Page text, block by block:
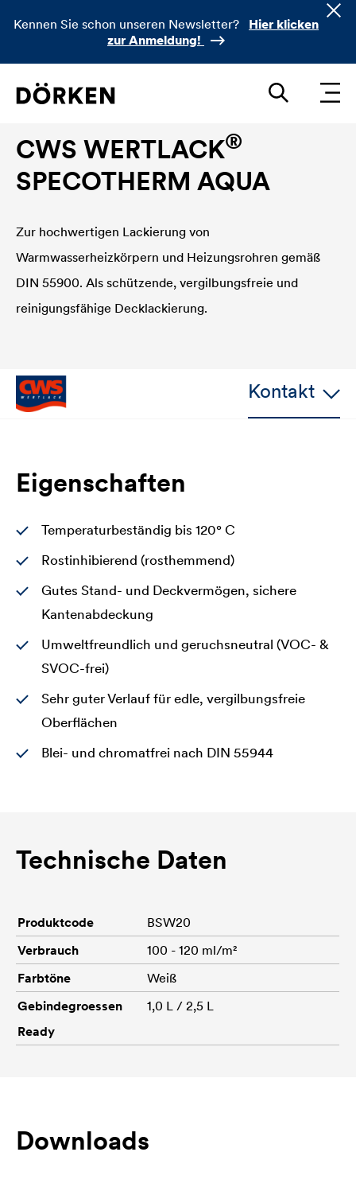
Kennen Sie schon unseren Newsletter?
Hier klicken
zur Anmeldung!
CWS WERTLACK®
SPECOTHERM AQUA
Zur hochwertigen Lackierung von
Warmwasserheizkörpern und Heizungsrohren gemäß
DIN 55900. Als schützende, vergilbungsfreie und
reinigungsfähige Decklackierung.
Kontakt
Eigenschaften
Temperaturbeständig bis 120° C
Rostinhibierend (rosthemmend)
Gutes Stand- und Deckvermögen, sichere
Kantenabdeckung
Umweltfreundlich und geruchsneutral (VOC- &
SVOC-frei)
Sehr guter Verlauf für edle, vergilbungsfreie
Oberflächen
Blei- und chromatfrei nach DIN 55944
Technische Daten
Produktcode
BSW20
Verbrauch
100 - 120 ml/m²
Farbtöne
Weiß
Gebindegroessen
Ready
1,0 L / 2,5 L
Downloads